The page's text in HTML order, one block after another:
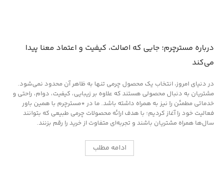
درباره مسترچرم؛ جایی که اصالت، کیفیت و اعتماد معنا پیدا
می‌کند
در دنیای امروز، انتخاب یک محصول چرمی تنها به ظاهر آن محدود نمی‌شود.
مشتریان به دنبال محصولی هستند که علاوه بر زیبایی، کیفیت، دوام، راحتی و
خدماتی مطمئن را نیز به همراه داشته باشد. ما در *مسترچرم با همین باور
فعالیت خود را آغاز کردیم؛ با هدف ارائه محصولات چرمی طبیعی که بتوانند
سال‌ها همراه مشتریان باشند و تجربه‌ای متفاوت از خرید را رقم بزنند.
ادامه مطلب